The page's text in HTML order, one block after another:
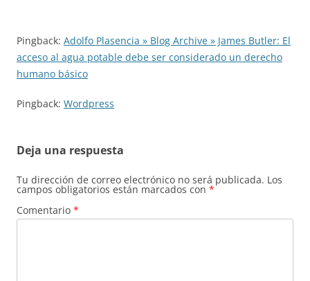
Pingback: Adolfo Plasencia » Blog Archive » James Butler: El
acceso al agua potable debe ser considerado un derecho
humano básico
Pingback: Wordpress
Deja una respuesta
Tu dirección de correo electrónico no será publicada. Los
campos obligatorios están marcados con *
Comentario *